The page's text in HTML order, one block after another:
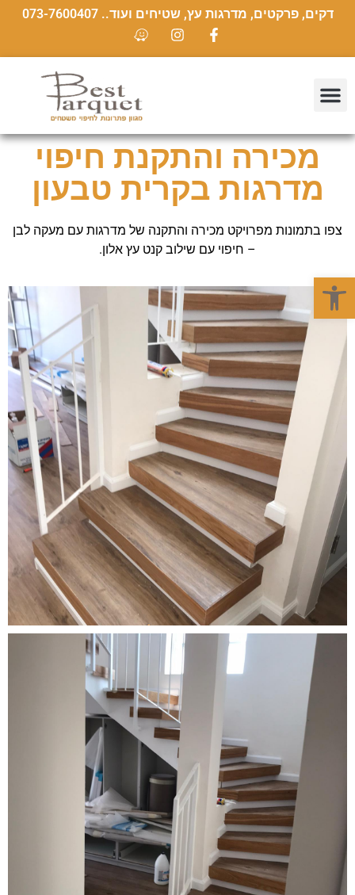
פתח סרגל נגישות
דקים, פרקטים, מדרגות עץ, שטיחים ועוד.. 073-7600407
מכירה והתקנת חיפוי
מדרגות בקרית טבעון
צפו בתמונות מפרויקט מכירה והתקנה של מדרגות עם מעקה לבן
– חיפוי עם שילוב קנט עץ אלון.